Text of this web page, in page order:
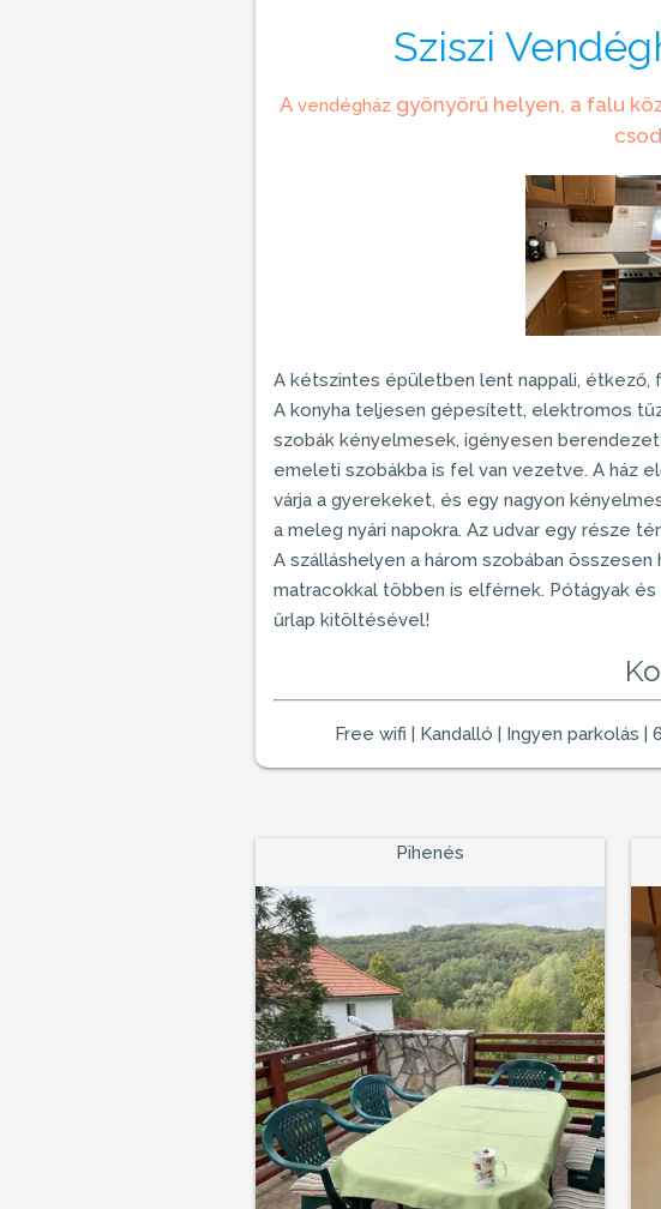
Sziszi
Avendégház gyönyörű helyen, a falu
A kétszintes épületben lent nappali, étkező,
A konyha teljesen gépesített, elektromos
szobák kényelmesek, igényesen
emeleti szobákba is fel van vezetve. A ház
várja a gyerekeket, és egy nagyon
a meleg nyári napokra. Az udvar egy része
A szálláshelyen a három szobában
matracokkal többen is elférnek. Pótágyak
űrlap kitöltésével!
Free wifi | Kandalló | Ingyen parkolás |
Pihenés